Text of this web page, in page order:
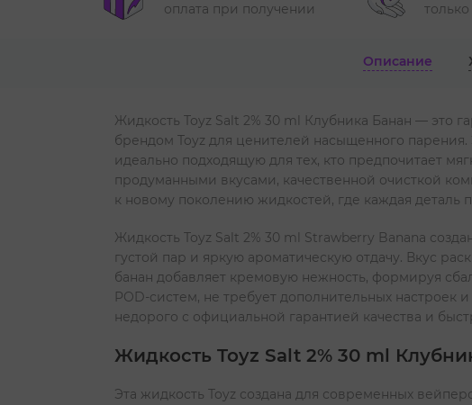
оплата при получении
Описание
Жидкость Toyz Salt 2% 30 ml Клубника Банан — это
брендом Toyz для ценителей насыщенного
идеально подходящую для тех, кто предпочитает
продуманными вкусами, качественной очисткой
к новому поколению жидкостей, где каждая деталь
Жидкость Toyz Salt 2% 30 ml Strawberry Banana
густой пар и яркую ароматическую отдачу. Вкус
банан добавляет кремовую нежность, формируя
POD-систем, не требует дополнительных
недорого с официальной гарантией качества и
Жидкость Toyz Salt 2% 30 ml
Эта жидкость Toyz создана для современных